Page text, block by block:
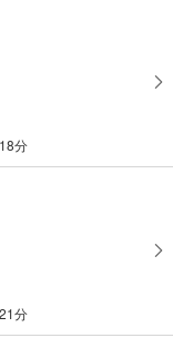
分
分